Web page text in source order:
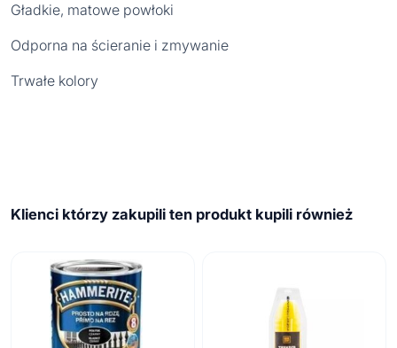
Gładkie, matowe powłoki
Odporna na ścieranie i zmywanie
Trwałe kolory
Klienci którzy zakupili ten produkt kupili również